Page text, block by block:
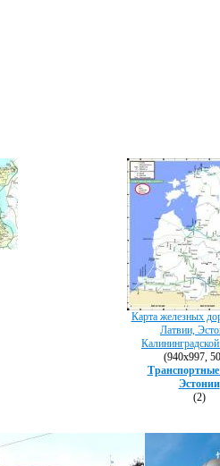
Карта железных
Латвии,
(940х997,
Эстонии
(2)